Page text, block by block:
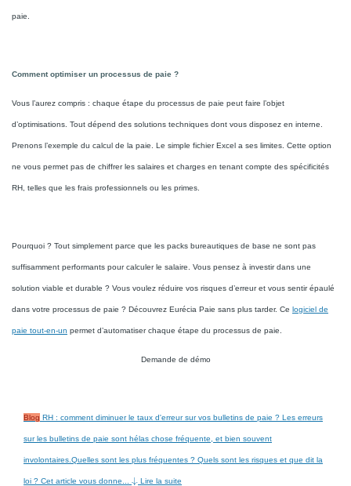
paie.
Comment optimiser un processus de paie ?
Vous l’aurez compris : chaque étape du processus de paie peut faire l’objet
d’optimisations. Tout dépend des solutions techniques dont vous disposez en interne.
Prenons l’exemple du calcul de la paie. Le simple fichier Excel a ses limites. Cette option
ne vous permet pas de chiffrer les salaires et charges en tenant compte des spécificités
RH, telles que les frais professionnels ou les primes.
Pourquoi ? Tout simplement parce que les packs bureautiques de base ne sont pas
suffisamment performants pour calculer le salaire. Vous pensez à investir dans une
solution viable et durable ? Vous voulez réduire vos risques d’erreur et vous sentir épaulé
dans votre processus de paie ? Découvrez Eurécia Paie sans plus tarder. Ce logiciel de
paie tout-en-un permet d’automatiser chaque étape du processus de paie.
Demande de démo
Blog RH : comment diminuer le taux d'erreur sur vos bulletins de paie ? Les erreurs
sur les bulletins de paie sont hélas chose fréquente, et bien souvent
involontaires.Quelles sont les plus fréquentes ? Quels sont les risques et que dit la
loi ? Cet article vous donne... Lire la suite